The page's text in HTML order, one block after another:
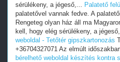
sérülékeny, a jégeső,... Palatető
palatetővel vannak fedve. A
Rengeteg olyan ház áll ma
kell, hogy elég sérülékeny, a
weboldal - Tetőtér gipszkartonozás
+36704327071 Az elmúlt
bérelhető weboldal készítés kontra